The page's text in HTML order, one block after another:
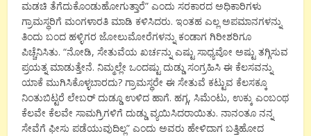
ಮಡಚಿ ತೆಗೆದುಕೊಂಡುಹೋಗುತ್ತಾರೆ” ಎಂದು ಸರಕಾರದ ಅಧಿಕಾರಿಗಳು
ಗ್ರಾಮಸ್ಥರಿಗೆ ಮಂಗಳಾರತಿ ಮಾಡಿ ಕಳಿಸಿದರು. ಇಂತಹ ಎಲ್ಲ ಅಪಮಾನಗಳನ್ನು
ತಿಂದು ಬಂದ ಹಳ್ಳಿಗರ ಜೋಲುಮೋರೆಗಳನ್ನು ಕಂಡಾಗ ಗಿರೀಶರಿಗೂ
ಪಿಚ್ಚೆನಿಸಿತು. “ನೋಡಿ, ಸೇತುವೆಯ ಖರ್ಚನ್ನು ಎಷ್ಟು ಸಾಧ್ಯವೋ ಅಷ್ಟು ತಗ್ಗಿಸುವ
ಪ್ರಯತ್ನ ಮಾಡುತ್ತೇನೆ. ನಿಮ್ಮಲ್ಲೇ ಒಂದಷ್ಟು ದುಡ್ಡು ಸಂಗ್ರಹಿಸಿ ಈ ಕೆಲಸವನ್ನು
ಯಾಕೆ ಮುಗಿಸಿಕೊಳ್ಳಬಾರದು? ಗ್ರಾಮಸ್ಥರೇ ಈ ಸೇತುವೆ ಕಟ್ಟುವ ಕೆಲಸಕ್ಕೂ
ನಿಂತುಬಿಟ್ಟರೆ ಲೇಬರ್ ದುಡ್ಡೂ ಉಳಿದ ಹಾಗೆ. ಹಗ್ಗ, ಸಿಮೆಂಟು, ಉಕ್ಕು ಎಂಬಂಥ
ಕೆಲವೇ ಕೆಲವೇ ಸಾಮಗ್ರಿಗಳಿಗೆ ದುಡ್ಡು ವ್ಯಯಿಸಿದರಾಯಿತು. ನಾನಂತೂ ನನ್ನ
ಸೇವೆಗೆ ಫೀಸು ಪಡೆಯುವುದಿಲ್ಲ” ಎಂದು ಅವರು ಹೇಳಿದಾಗ ಬತ್ತಿಹೋದ